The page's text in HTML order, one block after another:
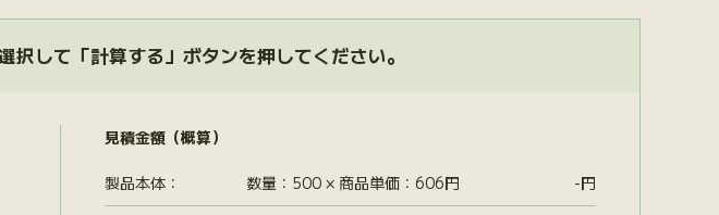
して「計算する」ボタンを押してください。
見積金額（概算）
製品本体： 数量：500 × 商品単価：606円 -円